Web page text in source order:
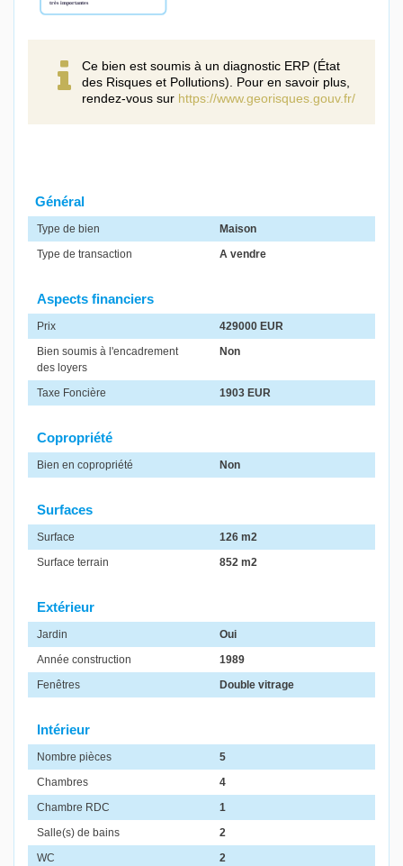
Ce bien est soumis à un diagnostic ERP (État
des Risques et Pollutions). Pour en savoir plus,
rendez-vous sur https://www.georisques.gouv.fr/
Général
Type de bien
Maison
Type de transaction
A vendre
Aspects financiers
Prix
429000 EUR
Bien soumis à l'encadrement
des loyers
Non
Taxe Foncière 1903 EUR
Copropriété
Bien en copropriété Non
Surfaces
Surface
126 m2
Surface terrain
852 m2
Extérieur
Jardin
Oui
Année construction
1989
Fenêtres
Double vitrage
Intérieur
Nombre pièces
5
Chambres
4
Chambre RDC
1
Salle(s) de bains
2
WC
2